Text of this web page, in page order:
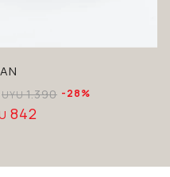
UYU 1.390 28
842